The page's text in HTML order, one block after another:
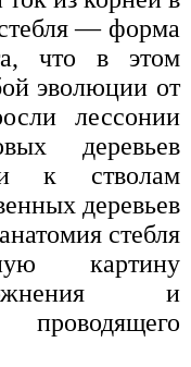
— форма
что в этом
эволюции от
лессонии
деревьев
к стволам
деревьев
стебля
картину
и